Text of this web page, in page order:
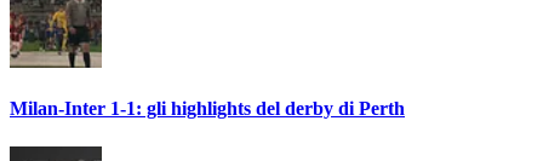
Milan-Inter 1-1: gli highlights del derby di Perth